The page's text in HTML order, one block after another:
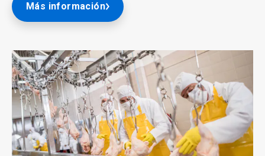
Más información